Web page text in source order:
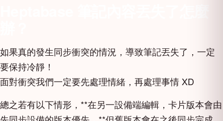
如果真的發生同步衝突的情況，導致筆記丟失了，一定
要保持冷靜！
面對衝突我們一定要先處理情緒，再處理事情 XD
總之若有以下情形，**在另一設備端編輯，卡片版本會由